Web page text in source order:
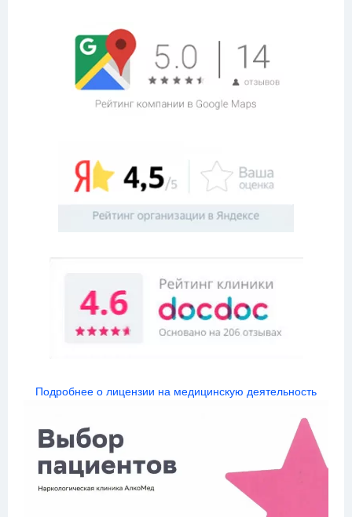
Подробнее о лицензии на медицинскую деятельность